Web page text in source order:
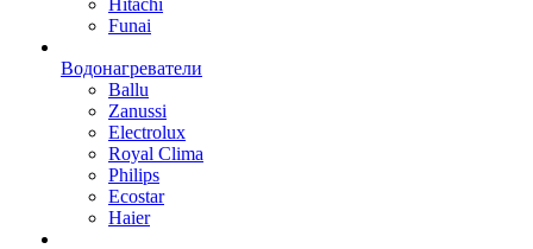
Hitachi
Funai
Водонагреватели
Ballu
Zanussi
Electrolux
Royal Clima
Philips
Ecostar
Haier